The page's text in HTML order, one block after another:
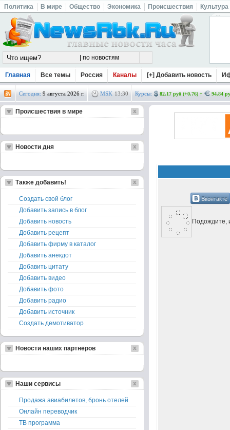
Политика В мире Общество Экономика Происшествия Культура
Главная Все темы Россия Каналы [+] Добавить новость
Сегодня: 9 августа 2026 г. MSK 13:30 Курсы: 82.17 руб (+0.76) 94.84
Вконтакте
Подождите,
Происшествия в мире
Новости дня
Также добавить!
Создать свой блог
Добавить запись в блог
Добавить новость
Добавить рецепт
Добавить фирму в каталог
Добавить анекдот
Добавить цитату
Добавить видео
Добавить фото
Добавить радио
Добавить источник
Создать демотиватор
Новости наших партнёров
Наши сервисы
Продажа авиабилетов, бронь отелей
Онлайн переводчик
ТВ программа